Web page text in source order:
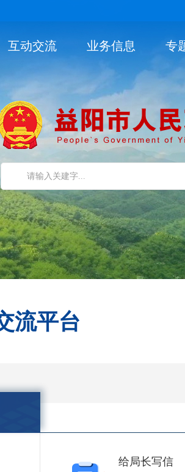
互动交流 业务信息 专
流平台
给局长写信